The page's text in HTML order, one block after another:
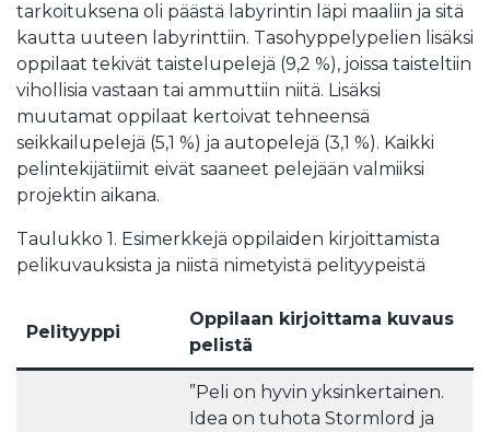
tarkoituksena oli päästä labyrintin läpi maaliin ja sitä
kautta uuteen labyrinttiin. Tasohyppelypelien lisäksi
oppilaat tekivät taistelupelejä (9,2 %), joissa taisteltiin
vihollisia vastaan tai ammuttiin niitä. Lisäksi
muutamat oppilaat kertoivat tehneensä
seikkailupelejä (5,1 %) ja autopelejä (3,1 %). Kaikki
pelintekijätiimit eivät saaneet pelejään valmiiksi
projektin aikana.
Taulukko 1. Esimerkkejä oppilaiden kirjoittamista
pelikuvauksista ja niistä nimetyistä pelityypeistä
Pelityyppi
Oppilaan kirjoittama kuvaus
pelistä
”Peli on hyvin yksinkertainen.
Idea on tuhota Stormlord ja